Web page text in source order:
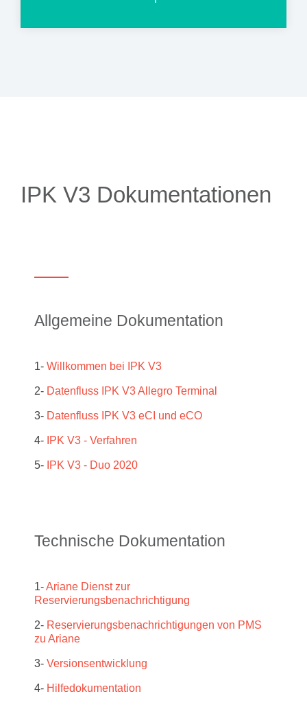
IPK V3 Dokumentationen
Allgemeine Dokumentation
1- Willkommen bei IPK V3
2- Datenfluss IPK V3 Allegro Terminal
3- Datenfluss IPK V3 eCI und eCO
4- IPK V3 - Verfahren
5- IPK V3 - Duo 2020
Technische Dokumentation
1-Ariane Dienst zur
Reservierungsbenachrichtigung
2- Reservierungsbenachrichtigungen von PMS
zu Ariane
3- Versionsentwicklung
4- Hilfedokumentation